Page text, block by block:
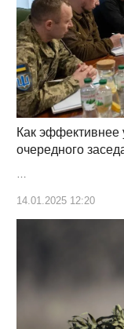
Как эффективнее
очередного
14.01.2025 12:20